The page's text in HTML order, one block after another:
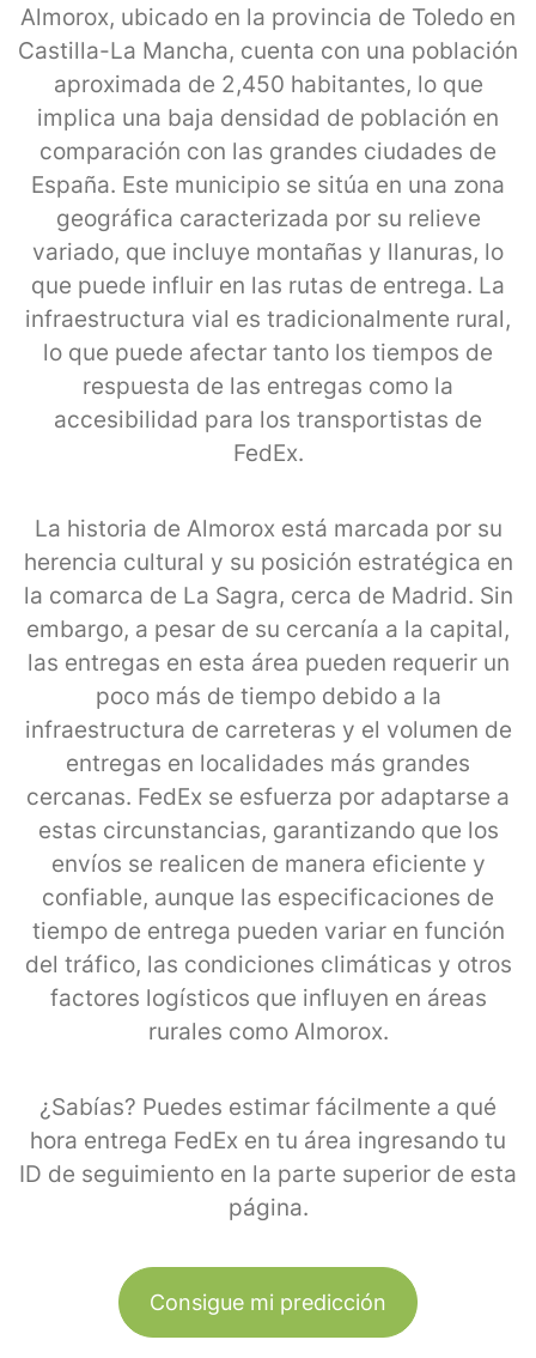
Almorox, ubicado en la provincia de Toledo en
Castilla-La Mancha, cuenta con una población
aproximada de 2,450 habitantes, lo que
implica una baja densidad de población en
comparación con las grandes ciudades de
España. Este municipio se sitúa en una zona
geográfica caracterizada por su relieve
variado, que incluye montañas y llanuras, lo
que puede influir en las rutas de entrega. La
infraestructura vial es tradicionalmente rural,
lo que puede afectar tanto los tiempos de
respuesta de las entregas como la
accesibilidad para los transportistas de
FedEx.
La historia de Almorox está marcada por su
herencia cultural y su posición estratégica en
la comarca de La Sagra, cerca de Madrid. Sin
embargo, a pesar de su cercanía a la capital,
las entregas en esta área pueden requerir un
poco más de tiempo debido a la
infraestructura de carreteras y el volumen de
entregas en localidades más grandes
cercanas. FedEx se esfuerza por adaptarse a
estas circunstancias, garantizando que los
envíos se realicen de manera eficiente y
confiable, aunque las especificaciones de
tiempo de entrega pueden variar en función
del tráfico, las condiciones climáticas y otros
factores logísticos que influyen en áreas
rurales como Almorox.
¿Sabías? Puedes estimar fácilmente a qué
hora entrega FedEx en tu área ingresando tu
ID de seguimiento en la parte superior de esta
página.
Consigue mi predicción